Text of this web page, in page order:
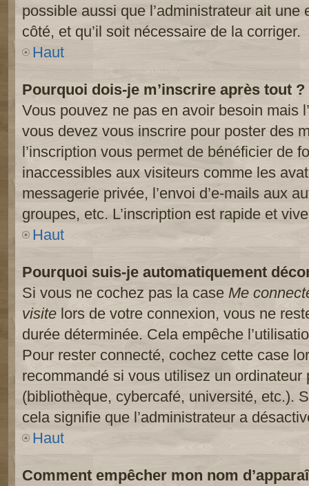
possible aussi que l’administrateur ait
côté, et qu’il soit nécessaire de la corriger.
Haut
Pourquoi dois-je m’inscrire après tout ?
Vous pouvez ne pas en avoir besoin mais
vous devez vous inscrire pour poster des
l’inscription vous permet de bénéficier de
inaccessibles aux visiteurs comme les
messagerie privée, l’envoi d’e-mails aux
groupes, etc. L’inscription est rapide et
Haut
Pourquoi suis-je automatiquement
Si vous ne cochez pas la case Me
visite lors de votre connexion, vous ne
durée déterminée. Cela empêche
Pour rester connecté, cochez cette case
recommandé si vous utilisez un
(bibliothèque, cybercafé, université, etc.).
cela signifie que l’administrateur a
Haut
Comment empêcher mon nom